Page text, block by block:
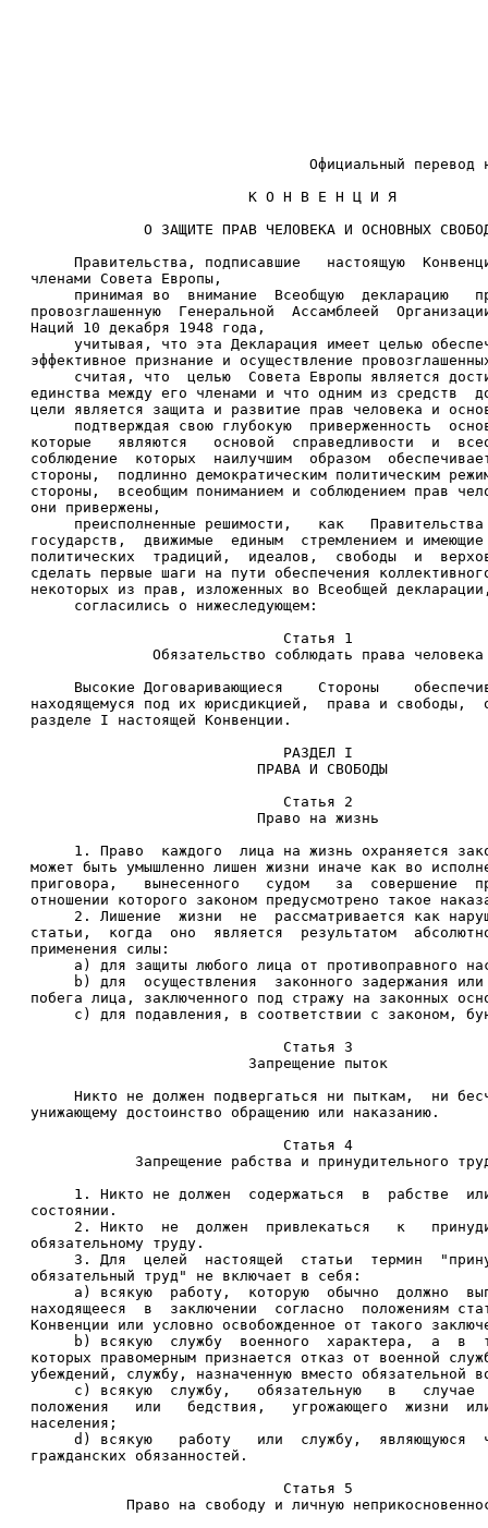
Официальный перевод
                         К О Н В Е Н Ц И Я
О ЗАЩИТЕ ПРАВ ЧЕЛОВЕКА И ОСНОВНЫХ
Правительства, подписавшие   настоящую
членами Совета Европы,
принимая во  внимание  Всеобщую  декларацию
провозглашенную  Генеральной  Ассамблеей
Наций 10 декабря 1948 года,
учитывая, что эта Декларация имеет целью
эффективное признание и осуществление
считая, что  целью  Совета Европы является
единства между его членами и что одним из средств
цели является защита и развитие прав человека и
подтверждая свою глубокую  приверженность
которые   являются   основой  справедливости  и
соблюдение  которых  наилучшим  образом
стороны,  подлинно демократическим политическим
стороны,  всеобщим пониманием и соблюдением прав
они привержены,
преисполненные решимости,   как
государств,  движимые  единым  стремлением и
политических  традиций,  идеалов,  свободы  и
сделать первые шаги на пути обеспечения
некоторых из прав, изложенных во Всеобщей
     согласились о нижеследующем:
                             Статья 1
Обязательство соблюдать права
Высокие Договаривающиеся    Стороны
находящемуся под их юрисдикцией,  права и свободы,
разделе I настоящей Конвенции.
                             РАЗДЕЛ I
                          ПРАВА И СВОБОДЫ
                             Статья 2
                          Право на жизнь
1. Право  каждого  лица на жизнь охраняется
может быть умышленно лишен жизни иначе как во
приговора,   вынесенного   судом   за  совершение
отношении которого законом предусмотрено такое
2. Лишение  жизни  не  рассматривается как
статьи,  когда  оно  является  результатом
применения силы:
a) для защиты любого лица от противоправного
b) для  осуществления  законного задержания
побега лица, заключенного под стражу на законных
c) для подавления, в соответствии с законом,
                             Статья 3
                         Запрещение пыток
Никто не должен подвергаться ни пыткам,  ни
унижающему достоинство обращению или наказанию.
                             Статья 4
Запрещение рабства и принудительного
1. Никто не должен  содержаться  в  рабстве
состоянии.
2. Никто  не  должен  привлекаться   к
обязательному труду.
3. Для  целей  настоящей  статьи  термин
обязательный труд" не включает в себя:
a) всякую  работу,  которую  обычно  должно
находящееся  в  заключении  согласно  положениям
Конвенции или условно освобожденное от такого
b) всякую  службу  военного  характера,  а  в
которых правомерным признается отказ от военной
убеждений, службу, назначенную вместо обязательной
c) всякую  службу,   обязательную   в   случае
положения   или   бедствия,   угрожающего  жизни
населения;
d) всякую   работу   или  службу,  являющуюся
гражданских обязанностей.
                             Статья 5
Право на свободу и личную